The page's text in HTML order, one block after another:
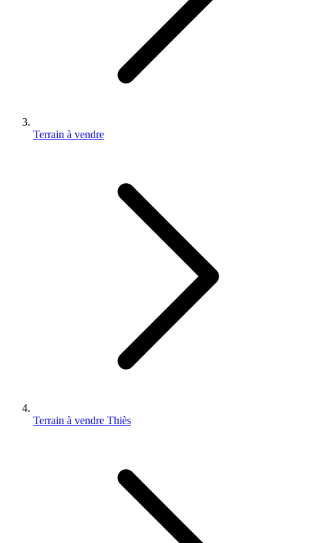
Terrain à vendre
Terrain à vendre Thiès